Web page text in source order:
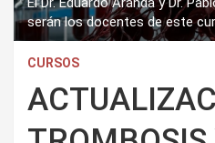
serán los docentes de este
CURSOS